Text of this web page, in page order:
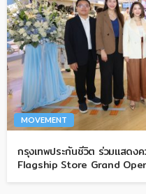
MOVEMENT
กรุงเทพประกันชีวิต ร่วมแสดง
Flagship Store Grand